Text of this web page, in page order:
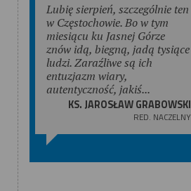
Lubię sierpień, szczególnie ten
w Częstochowie. Bo w tym
miesiącu ku Jasnej Górze
znów idą, biegną, jadą tysiące
ludzi. Zaraźliwe są ich
entuzjazm wiary,
autentyczność, jakiś...
KS. JAROSŁAW GRABOWSKI
RED. NACZELNY